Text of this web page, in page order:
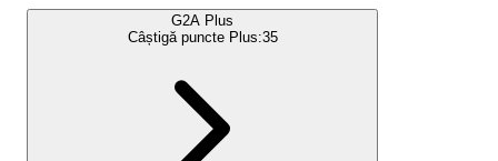
G2A Plus
Câștigă puncte Plus:35